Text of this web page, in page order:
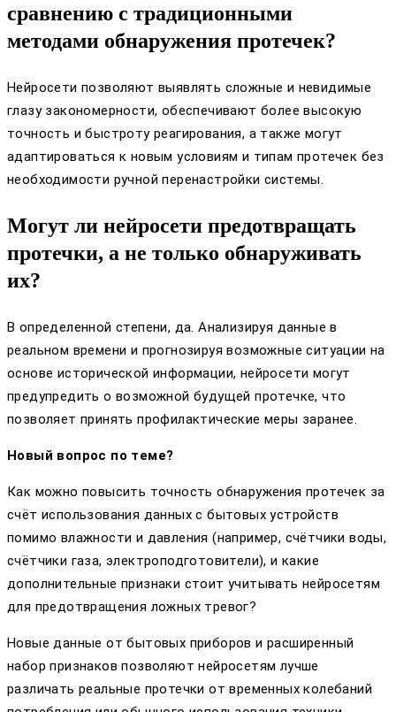
сравнению с традиционными
методами обнаружения протечек?
Нейросети позволяют выявлять сложные и невидимые
глазу закономерности, обеспечивают более высокую
точность и быстроту реагирования, а также могут
адаптироваться к новым условиям и типам протечек без
необходимости ручной перенастройки системы.
Могут ли нейросети предотвращать
протечки, а не только обнаруживать
их?
В определенной степени, да. Анализируя данные в
реальном времени и прогнозируя возможные ситуации на
основе исторической информации, нейросети могут
предупредить о возможной будущей протечке, что
позволяет принять профилактические меры заранее.
Новый вопрос по теме?
Как можно повысить точность обнаружения протечек за
счёт использования данных с бытовых устройств
помимо влажности и давления (например, счётчики воды,
счётчики газа, электроподготовители), и какие
дополнительные признаки стоит учитывать нейросетям
для предотвращения ложных тревог?
Новые данные от бытовых приборов и расширенный
набор признаков позволяют нейросетям лучше
различать реальные протечки от временных колебаний